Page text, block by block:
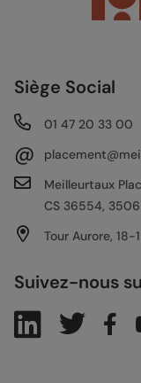
Siège Social
01 47 20 33 00
@
Meilleurtaux
CS 36554,
Tour Aurore,
Suivez-nous